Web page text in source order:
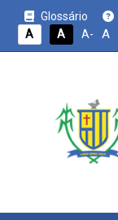
Glossário
A
A A- A